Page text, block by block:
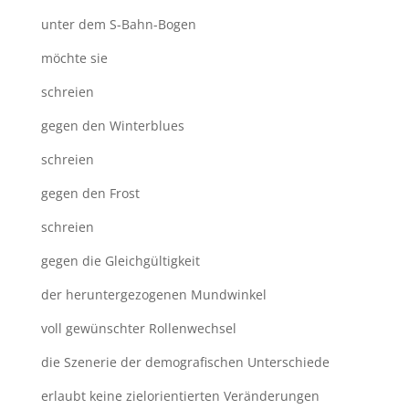
unter dem S-Bahn-Bogen
möchte sie
schreien
gegen den Winterblues
schreien
gegen den Frost
schreien
gegen die Gleichgültigkeit
der heruntergezogenen Mundwinkel
voll gewünschter Rollenwechsel
die Szenerie der demografischen Unterschiede
erlaubt keine zielorientierten Veränderungen